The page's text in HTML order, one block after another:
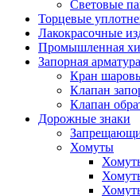
Световые
Торцевые
Лакокрасочные
Промышленная
Запорная арматура
Кран
Клапан
Клапан
Дорожные знаки
Хомуты